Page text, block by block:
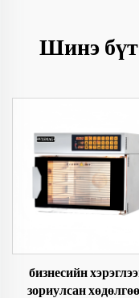
Шинэ
бизнесийн
зориулсан